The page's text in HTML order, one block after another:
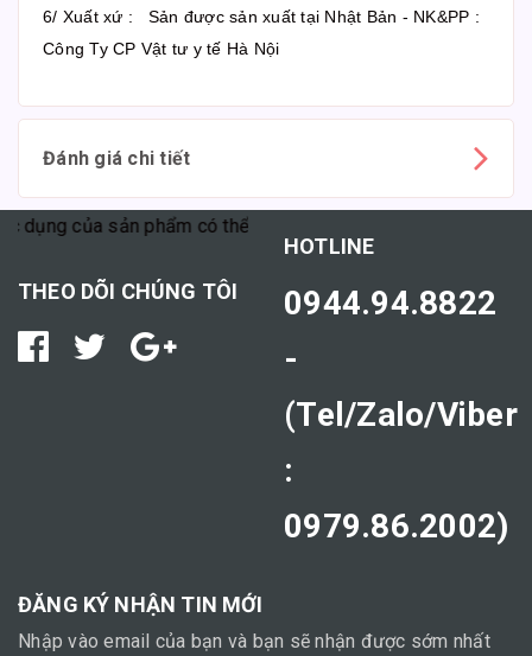
6/ Xuất xứ : Sản được sản xuất tại Nhật Bản - NK&PP :
Công Ty CP Vật tư y tế Hà Nội
Đánh giá chi tiết
của sản phẩm có thể tùy thuộc vào cơ địa mỗi người."
THEO DÕI CHÚNG TÔI
HOTLINE
0944.94.8822
-
(Tel/Zalo/Viber
:
0979.86.2002)
ĐĂNG KÝ NHẬN TIN MỚI
Nhập vào email của bạn và bạn sẽ nhận được sớm nhất